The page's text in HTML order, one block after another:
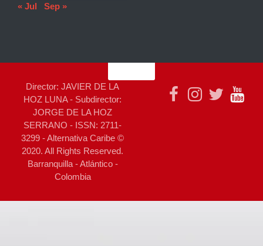
« Jul
Sep »
Director: JAVIER DE LA
HOZ LUNA - Subdirector:
JORGE DE LA HOZ
SERRANO - ISSN: 2711-
3299 - Alternativa Caribe ©
2020. All Rights Reserved.
Barranquilla - Atlántico -
Colombia